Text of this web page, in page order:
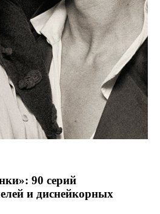
90 серий
и диснейкорных